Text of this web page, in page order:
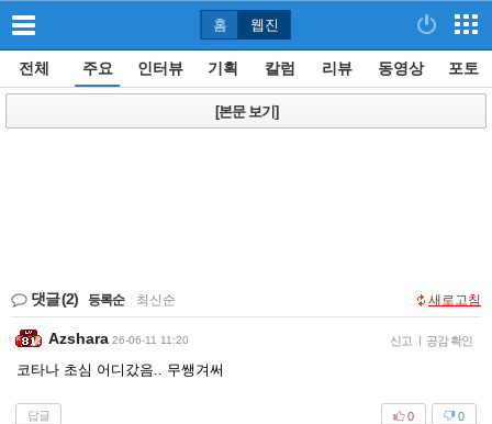
홈 웹진
전체 주요 인터뷰 기획 칼럼 리뷰 동영상 포토
[본문 보기]
댓글(2) 등록순 최신순 새로고침
Azshara 26-06-11 11:20 신고 | 공감 확인
코타나 초심 어디갔음.. 무쌩겨써
답글 0
0